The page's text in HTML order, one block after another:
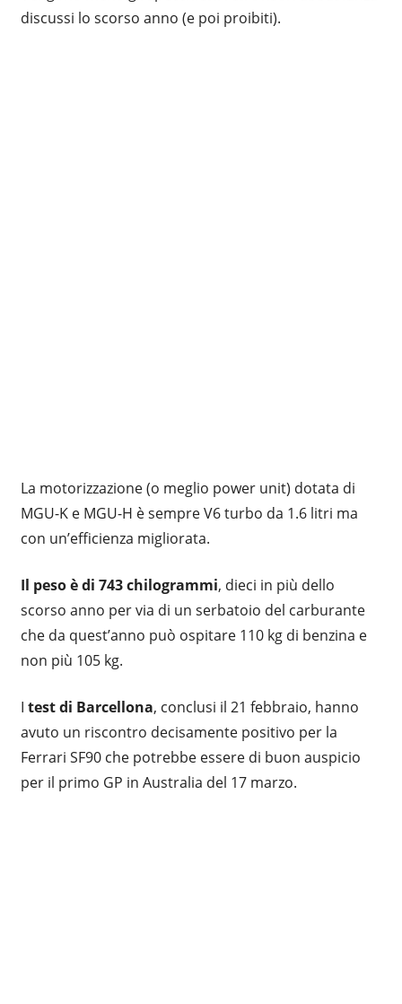
discussi lo scorso anno (e poi proibiti).
La motorizzazione (o meglio power unit) dotata di
MGU-K e MGU-H è sempre V6 turbo da 1.6 litri ma
con un’efficienza migliorata.
Il peso è di 743 chilogrammi, dieci in più dello
scorso anno per via di un serbatoio del carburante
che da quest’anno può ospitare 110 kg di benzina e
non più 105 kg.
I test di Barcellona, conclusi il 21 febbraio, hanno
avuto un riscontro decisamente positivo per la
Ferrari SF90 che potrebbe essere di buon auspicio
per il primo GP in Australia del 17 marzo.